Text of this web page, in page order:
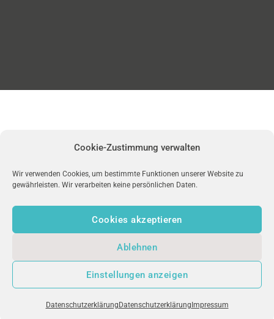
Cookie-Zustimmung verwalten
Wir verwenden Cookies, um bestimmte Funktionen unserer Website zu
gewährleisten. Wir verarbeiten keine persönlichen Daten.
Cookies akzeptieren
Ablehnen
Einstellungen anzeigen
Datenschutzerklärung Datenschutzerklärung Impressum